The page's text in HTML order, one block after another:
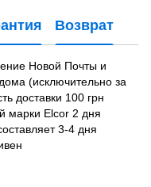
Возврат
Новой Почты и
(исключительно за
доставки 100 грн
марки Elcor 2 дня
3-4 дня